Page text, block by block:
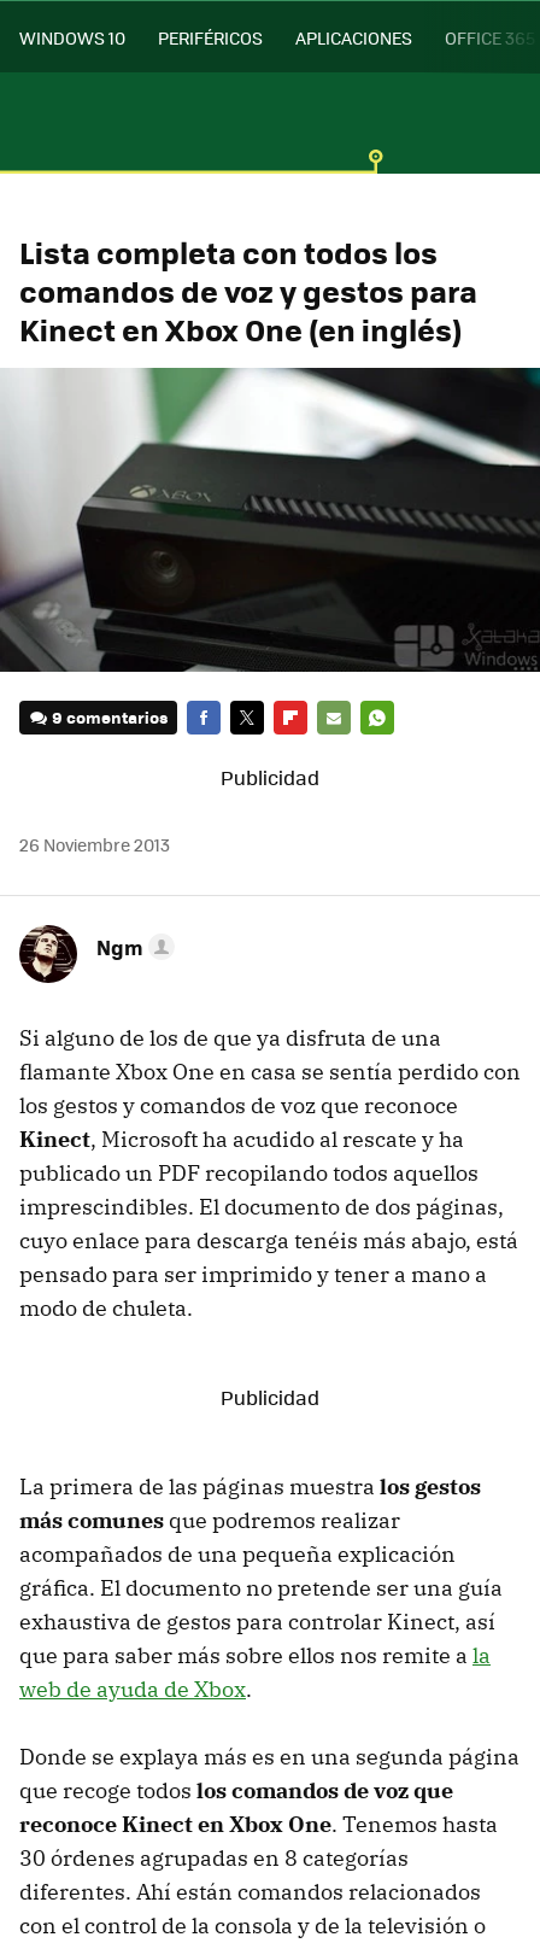
WINDOWS 10 PERIFÉRICOS APLICACIONES OFFICE 365
Lista completa con todos los
comandos de voz y gestos para
Kinect en Xbox One (en inglés)
9 comentarios
MAIL
26 Noviembre 2013
Ngm
Si alguno de los de que ya disfruta de una
flamante Xbox One en casa se sentía perdido con
los gestos y comandos de voz que reconoce
Kinect, Microsoft ha acudido al rescate y ha
publicado un PDF recopilando todos aquellos
imprescindibles. El documento de dos páginas,
cuyo enlace para descarga tenéis más abajo, está
pensado para ser imprimido y tener a mano a
modo de chuleta.
La primera de las páginas muestra los gestos
más comunes que podremos realizar
acompañados de una pequeña explicación
gráfica. El documento no pretende ser una guía
exhaustiva de gestos para controlar Kinect, así
que para saber más sobre ellos nos remite a la
web de ayuda de Xbox.
Donde se explaya más es en una segunda página
que recoge todos los comandos de voz que
reconoce Kinect en Xbox One. Tenemos hasta
30 órdenes agrupadas en 8 categorías
diferentes. Ahí están comandos relacionados
con el control de la consola y de la televisión o